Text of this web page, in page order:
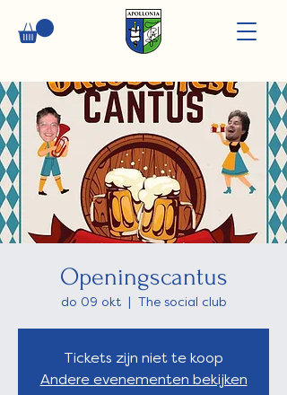
Openingscantus
do 09 okt
  |
The social club
Tickets zijn niet te koop
Andere evenementen bekijken